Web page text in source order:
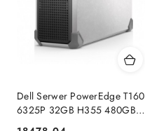
Dell Serwer PowerEdge T160
6325P 32GB H355 480GB
3Y NBD